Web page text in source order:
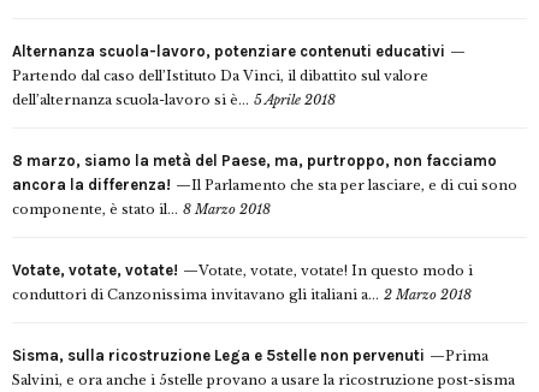
Alternanza scuola-lavoro, potenziare contenuti educativi
Partendo dal caso dell’Istituto Da Vinci, il dibattito sul valore
dell’alternanza scuola-lavoro si è... 5 Aprile 2018
8 marzo, siamo la metà del Paese, ma, purtroppo, non facciamo
ancora la differenza!
Il Parlamento che sta per lasciare, e di cui sono
componente, è stato il... 8 Marzo 2018
Votate, votate, votate!
Votate, votate, votate! In questo modo i
conduttori di Canzonissima invitavano gli italiani a... 2 Marzo 2018
Sisma, sulla ricostruzione Lega e 5stelle non pervenuti
Prima
Salvini, e ora anche i 5stelle provano a usare la ricostruzione post-sisma